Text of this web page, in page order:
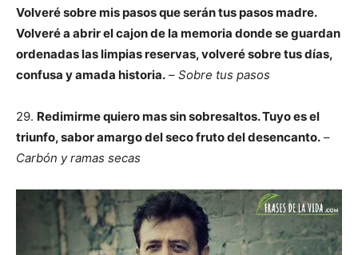
Volveré sobre mis pasos que serán tus pasos madre.
Volveré a abrir el cajon de la memoria donde se guardan
ordenadas las limpias reservas, volveré sobre tus días,
confusa y amada historia. – Sobre tus pasos
29. Redimirme quiero mas sin sobresaltos. Tuyo es el
triunfo, sabor amargo del seco fruto del desencanto. –
Carbón y ramas secas